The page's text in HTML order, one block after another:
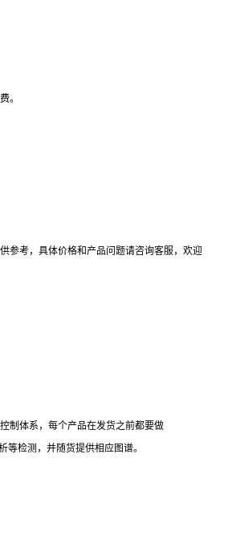
。
参考，具体价格和产品问题请咨询客服，欢迎
制体系，每个产品在发货之前都要做
等检测，并随货提供相应图谱。